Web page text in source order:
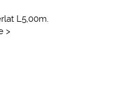
L5,00m.
>